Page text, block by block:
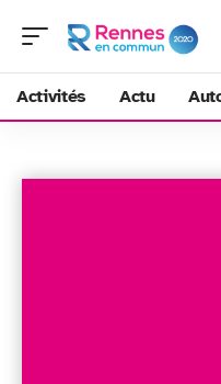
Activités Actu